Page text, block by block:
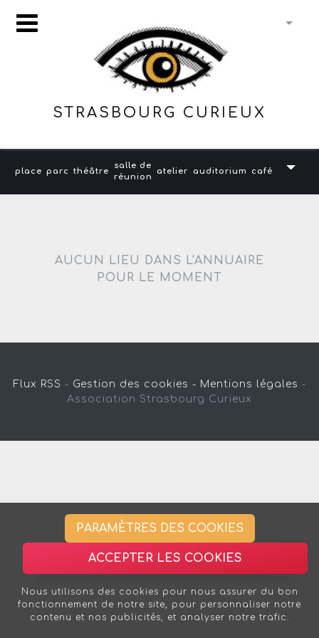
STRASBOURG CURIEUX
place parc théâtre
salle de
réunion
atelier auditorium café
AUCUN LIEU DANS L'ANNUAIRE
POUR LE MOMENT
Flux RSS - Gestion des cookies - Mentions légales -
Association Strasbourg Curieux
PARAMÈTRES DES COOKIES
ACCEPTER LES COOKIES
Nous utilisons des cookies pour nous assurer du bon
fonctionnement de notre site, pour personnaliser notre
contenu et nos publicités, et analyser notre trafic.